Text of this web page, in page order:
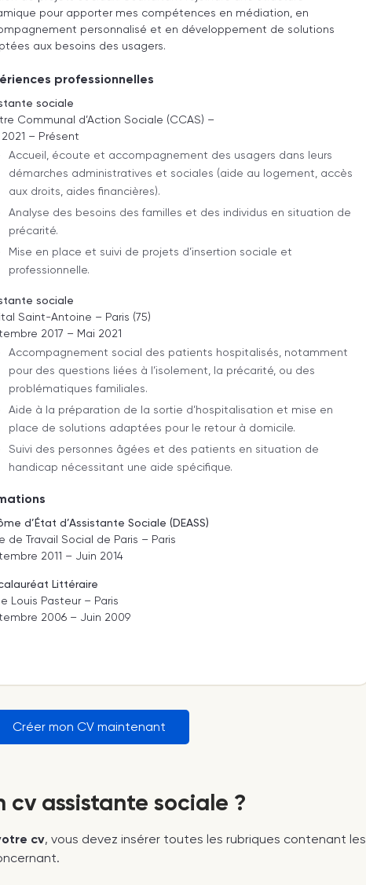
pour apporter mes compétences en médiation, en
personnalisé et en développement de solutions
aux besoins des usagers.
professionnelles
sociale
Communal d’Action Sociale (CCAS) –
– Présent
Accueil, écoute et accompagnement des usagers dans leurs
démarches administratives et sociales (aide au logement, accès
aux droits, aides financières).
Analyse des besoins des familles et des individus en situation de
précarité.
Mise en place et suivi de projets d’insertion sociale et
professionnelle.
sociale
Saint-Antoine – Paris (75)
2017 – Mai 2021
Accompagnement social des patients hospitalisés, notamment
pour des questions liées à l’isolement, la précarité, ou des
problématiques familiales.
Aide à la préparation de la sortie d’hospitalisation et mise en
place de solutions adaptées pour le retour à domicile.
Suivi des personnes âgées et des patients en situation de
handicap nécessitant une aide spécifique.
d’État d’Assistante Sociale (DEASS)
de Travail Social de Paris – Paris
2011 – Juin 2014
Littéraire
Louis Pasteur – Paris
2006 – Juin 2009
Créer mon CV maintenant
cv assistante sociale ?
cv, vous devez insérer toutes les rubriques contenant les